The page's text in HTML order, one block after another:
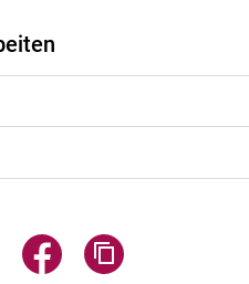
E-Mail teilen
Seite über WhatsApp teilen
Seite über Facebook